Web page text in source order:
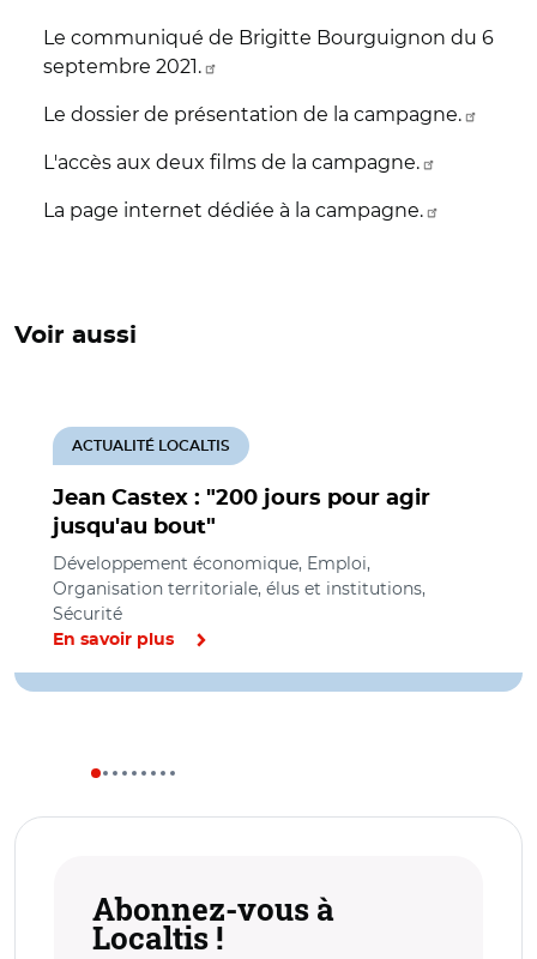
Le communiqué de Brigitte Bourguignon du 6
septembre 2021.
Le dossier de présentation de la campagne.
L'accès aux deux films de la campagne.
La page internet dédiée à la campagne.
Voir aussi
Jean Castex : "200 jours pour agir
jusqu'au bout"
ACTUALITÉ LOCALTIS
Développement économique, Emploi,
Organisation territoriale, élus et institutions,
Sécurité
En savoir plus
Abonnez-vous à
Localtis !